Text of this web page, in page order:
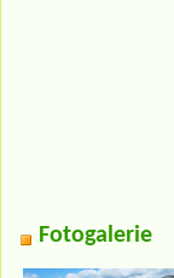
Fotogalerie